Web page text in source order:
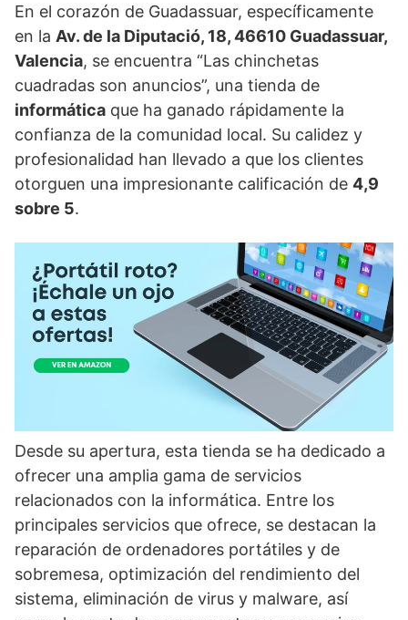
En el corazón de Guadassuar, específicamente
en la Av. de la Diputació, 18, 46610 Guadassuar,
Valencia, se encuentra “Las chinchetas
cuadradas son anuncios”, una tienda de
informática que ha ganado rápidamente la
confianza de la comunidad local. Su calidez y
profesionalidad han llevado a que los clientes
otorguen una impresionante calificación de 4,9
sobre 5.
Desde su apertura, esta tienda se ha dedicado a
ofrecer una amplia gama de servicios
relacionados con la informática. Entre los
principales servicios que ofrece, se destacan la
reparación de ordenadores portátiles y de
sobremesa, optimización del rendimiento del
sistema, eliminación de virus y malware, así